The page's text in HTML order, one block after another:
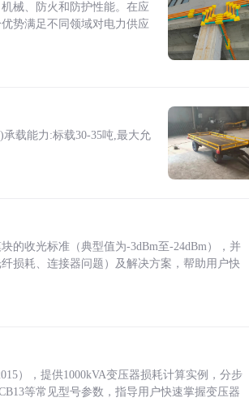
械、防火和防护性能。在应
势满足不同领域对电力供应
承载能力:标载30-35吨,最大允
的收光标准（典型值为-3dBm至-24dBm），并
损耗、连接器问题）及解决方案，帮助用户快
），提供1000kVA变压器损耗计算实例，分步
等常见型号参数，指导用户快速掌握变压器